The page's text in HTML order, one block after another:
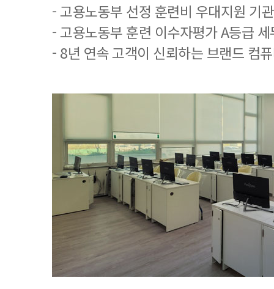
- 고용노동부 선정 훈련비 우대지원 기관
- 고용노동부 훈련 이수자평가 A등급
- 8년 연속 고객이 신뢰하는 브랜드 컴